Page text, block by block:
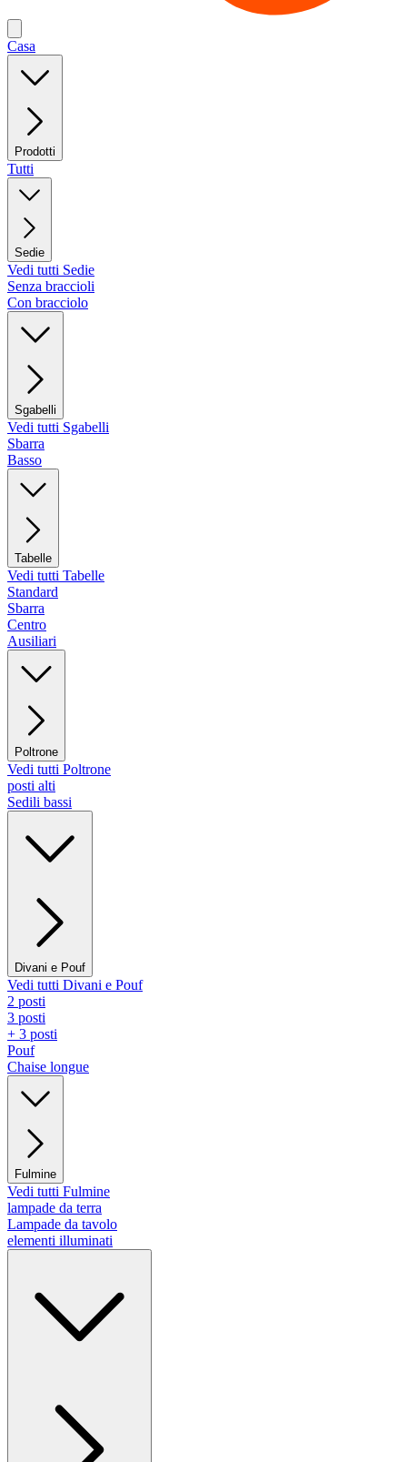
Casa
Prodotti
Tutti
Sedie
Vedi tutti Sedie
Senza braccioli
Con bracciolo
Sgabelli
Vedi tutti Sgabelli
Sbarra
Basso
Tabelle
Vedi tutti Tabelle
Standard
Sbarra
Centro
Ausiliari
Poltrone
Vedi tutti Poltrone
posti alti
Sedili bassi
Divani e Pouf
Vedi tutti Divani e Pouf
2 posti
3 posti
+ 3 posti
Pouf
Chaise longue
Fulmine
Vedi tutti Fulmine
lampade da terra
Lampade da tavolo
elementi illuminati